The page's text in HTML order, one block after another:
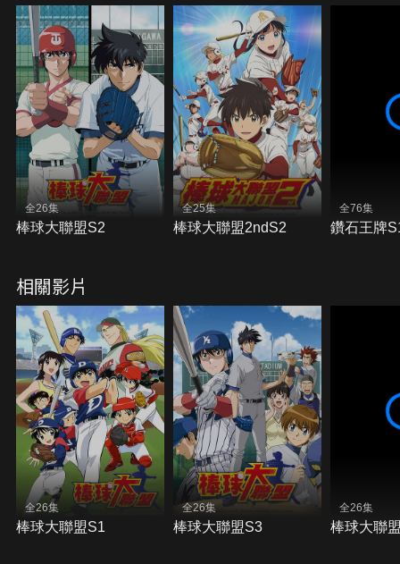
全26集
棒球大聯盟S2
全25集
棒球大聯盟2ndS2
全76集
鑽石王牌
相關影片
全26集
棒球大聯盟S1
全26集
棒球大聯盟S3
全26集
棒球大聯